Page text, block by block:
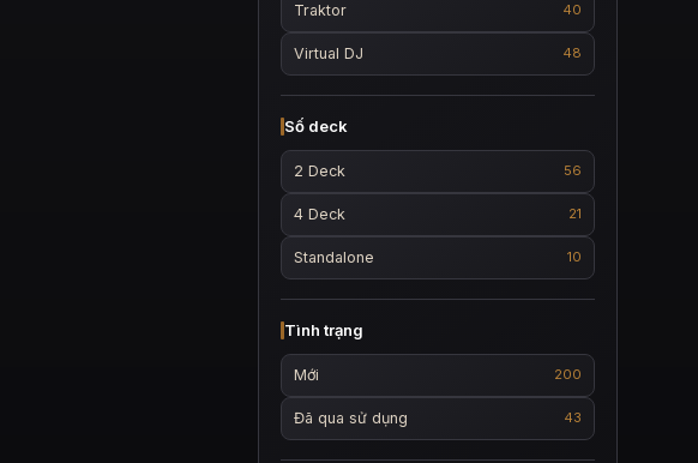
Traktor 40
Virtual DJ 48
Số deck
2 Deck 56
4 Deck 21
Standalone 10
Tình trạng
Mới 200
Đã qua sử dụng 43